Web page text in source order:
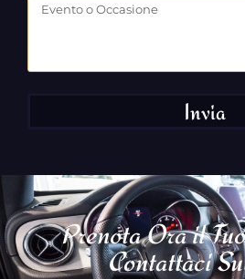
Invia
Prenota Ora il
Contattaci